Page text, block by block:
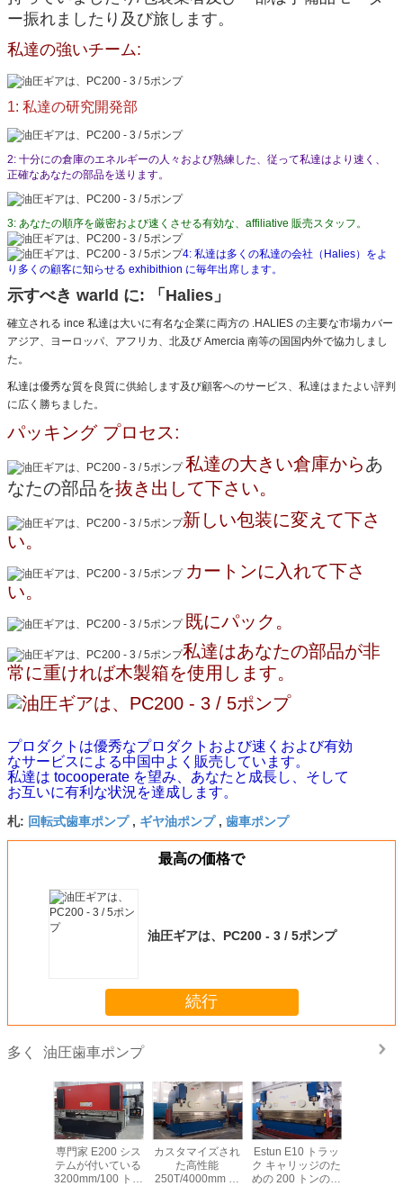
ー振れましたり及び旅します。
私達の強いチーム:
1: 私達の研究開発部
2: 十分にの倉庫のエネルギーの人々および熟練した、従って私達はより速く、
正確なあなたの部品を送ります。
3: あなたの順序を厳密および速くさせる有効な、affiliative 販売スタッフ。
4: 私達は多くの私達の会社（Halies）をよ
り多くの顧客に知らせる exhibithion に毎年出席します。
示すべき warld に: 「Halies」
確立される ince 私達は大いに有名な企業に両方の .HALIES の主要な市場カバー
アジア、ヨーロッパ、アフリカ、北及び Amercia 南等の国国内外で協力しまし
た。
私達は優秀な質を良質に供給します及び顧客へのサービス、私達はまたよい評判
に広く勝ちました。
パッキング プロセス:
私達の大きい倉庫からあ
なたの部品を抜き出して下さい。
新しい包装に変えて下さ
い。
カートンに入れて下さ
い。
既にパック。
私達はあなたの部品が非
常に重ければ木製箱を使用します。
プロダクトは優秀なプロダクトおよび速くおよび有効
なサービスによる中国中よく販売しています。
私達は tocooperate を望み、あなたと成長し、そして
お互いに有利な状況を達成します。
札: 回転式歯車ポンプ, ギヤ油ポンプ, 歯車ポンプ
最高の価格で
油圧ギアは、PC200 - 3 / 5ポンプ
続行
多く 油圧歯車ポンプ
専門家 E200 シス
テムが付いている
3200mm/100 トン
カスタマイズされ
た高性能
250T/4000mm の
Estun E10 トラッ
ク キャリッジのた
めの 200 トンの出